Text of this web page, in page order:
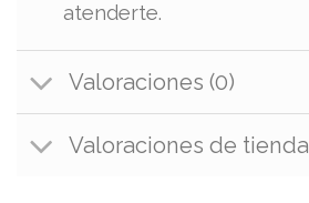
atenderte.
Valoraciones (0)
Valoraciones de tienda